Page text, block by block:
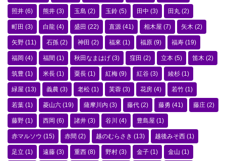
照井 (6) 熊井 (3) 玉島 (2) 玉鈴 (5) 田中 (3) 田丸 (2)
町田 (3) 白龍 (4) 盛田 (22) 直源 (41) 相木屋 (7) 矢木 (2)
矢野 (11) 石孫 (2) 神田 (2) 福來 (1) 福原 (9) 福寿 (19)
福岡 (4) 福間 (1) 秋田なまはげ (3) 窪田 (2) 立本 (5) 笛木 (2)
筑豊 (1) 米長 (1) 粟長 (1) 紅梅 (9) 紅谷 (3) 綾杉 (1)
緑屋 (13) 義農 (3) 老松 (1) 芙蓉 (3) 花房 (4) 若竹 (1)
若葉 (1) 菱山六 (19) 薩摩川内 (3) 藤代 (2) 藤勇 (41) 藤庄 (2)
藤野 (1) 西岡 (6) 諸井 (3) 谷川 (4) 豊島屋 (1)
赤マルソウ (15) 赤間 (2) 越のむらさき (13) 越後みそ西 (1)
足立 (1) 遠藤 (3) 重西 (8) 野村 (3) 金子 (1) 金山 (1)